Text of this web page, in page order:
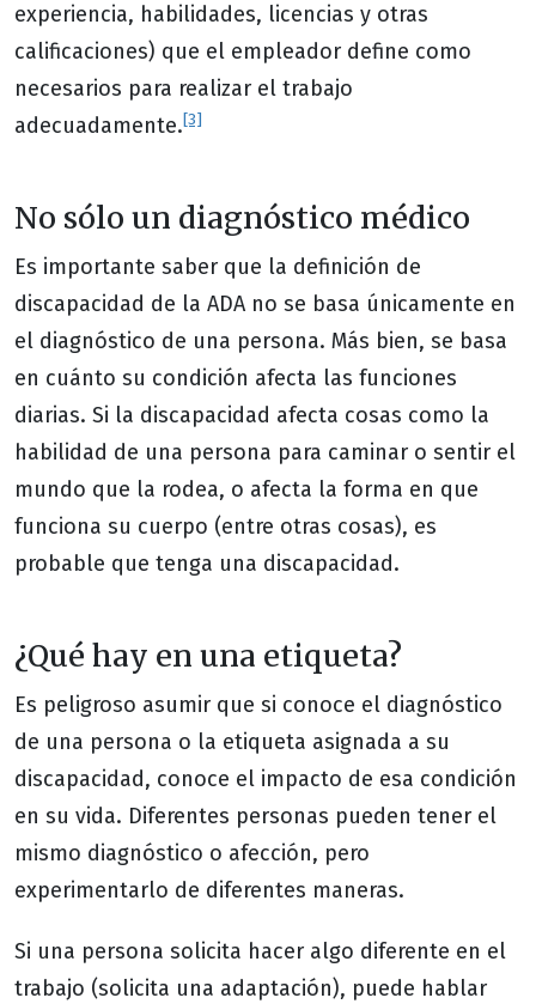
experiencia, habilidades, licencias y otras
calificaciones) que el empleador define como
necesarios para realizar el trabajo
adecuadamente.[3]
No sólo un diagnóstico médico
Es importante saber que la definición de
discapacidad de la ADA no se basa únicamente en
el diagnóstico de una persona. Más bien, se basa
en cuánto su condición afecta las funciones
diarias. Si la discapacidad afecta cosas como la
habilidad de una persona para caminar o sentir el
mundo que la rodea, o afecta la forma en que
funciona su cuerpo (entre otras cosas), es
probable que tenga una discapacidad.
¿Qué hay en una etiqueta?
Es peligroso asumir que si conoce el diagnóstico
de una persona o la etiqueta asignada a su
discapacidad, conoce el impacto de esa condición
en su vida. Diferentes personas pueden tener el
mismo diagnóstico o afección, pero
experimentarlo de diferentes maneras.
Si una persona solicita hacer algo diferente en el
trabajo (solicita una adaptación), puede hablar